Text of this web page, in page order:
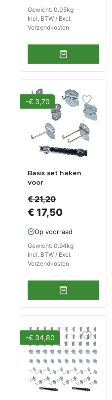
Gewicht: 0.05kg
Incl. BTW / Excl.
Verzendkosten
-€ 3,70
Basis set haken
voor
gereedschapsbord
-
gereedschapsbord
en -
€ 21,20
€ 17,50
Op voorraad
Gewicht: 0.94kg
Incl. BTW / Excl.
Verzendkosten
-€ 34,80